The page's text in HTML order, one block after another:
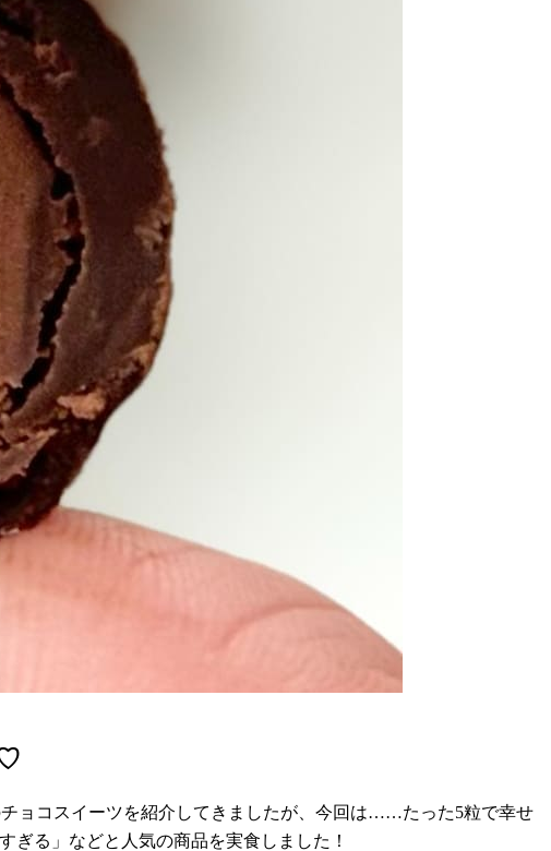
ョコスイーツを紹介してきましたが、今回は……たった5粒で幸せ
ぎる」などと人気の商品を実食しました！